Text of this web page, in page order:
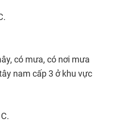
có mưa, có nơi mưa
nam cấp 3 ở khu vực